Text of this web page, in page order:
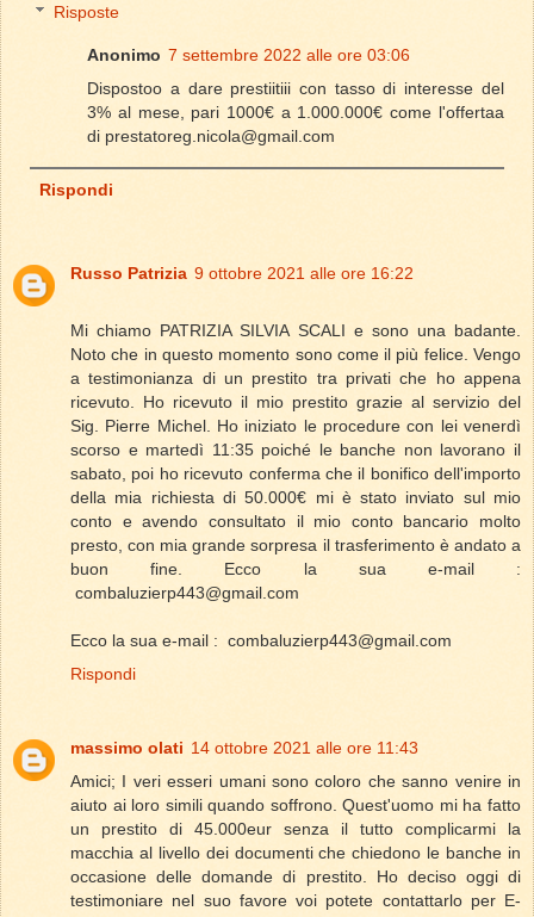
Risposte
Anonimo 7 settembre 2022 alle ore 03:06
Dispostoo a dare prestiitiii con tasso di interesse del
3% al mese, pari 1000€ a 1.000.000€ come l'offertaa
di prestatoreg.nicola@gmail.com
Rispondi
Russo Patrizia 9 ottobre 2021 alle ore 16:22
Mi chiamo PATRIZIA SILVIA SCALI e sono una badante.
Noto che in questo momento sono come il più felice. Vengo
a testimonianza di un prestito tra privati che ho appena
ricevuto. Ho ricevuto il mio prestito grazie al servizio del
Sig. Pierre Michel. Ho iniziato le procedure con lei venerdì
scorso e martedì 11:35 poiché le banche non lavorano il
sabato, poi ho ricevuto conferma che il bonifico dell'importo
della mia richiesta di 50.000€ mi è stato inviato sul mio
conto e avendo consultato il mio conto bancario molto
presto, con mia grande sorpresa il trasferimento è andato a
buon fine. Ecco la sua e-mail :
combaluzierp443@gmail.com
Ecco la sua e-mail : combaluzierp443@gmail.com
Rispondi
massimo olati 14 ottobre 2021 alle ore 11:43
Amici; I veri esseri umani sono coloro che sanno venire in
aiuto ai loro simili quando soffrono. Quest'uomo mi ha fatto
un prestito di 45.000eur senza il tutto complicarmi la
macchia al livello dei documenti che chiedono le banche in
occasione delle domande di prestito. Ho deciso oggi di
testimoniare nel suo favore voi potete contattarlo per E-